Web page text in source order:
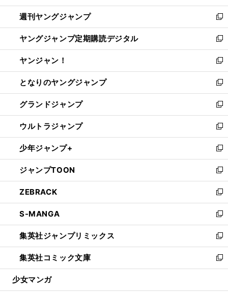
開
く
ウ
で
開
く
ン
ド
ウ
で
開
く
ウ
ィ
ン
ド
ウ
で
開
く
週刊ヤングジャンプ
新
し
い
ウ
ィ
ン
ド
ウ
で
開
く
ヤングジャンプ定期購読デジタル
新
し
い
ウ
ィ
ン
ド
ウ
で
開
く
ヤンジャン！
新
し
い
ウ
ィ
ン
ド
ウ
で
開
く
となりのヤングジャンプ
新
し
い
ウ
ィ
ン
ド
ウ
で
開
く
グランドジャンプ
新
し
い
ウ
ィ
ン
ド
ウ
で
開
く
ウルトラジャンプ
新
し
い
ウ
ィ
ン
ド
ウ
で
開
く
少年ジャンプ+
新
し
い
ウ
ィ
ン
ド
ウ
で
開
く
ジャンプTOON
新
し
い
ウ
ィ
ン
ド
ウ
で
開
ZEBRACK
新
し
い
ウ
ィ
ン
ド
ウ
開
S-MANGA
新
し
い
ウ
ィ
ン
ウ
集英社ジャンプリミックス
新
し
い
ウ
集英社コミック文庫
新
し
少女マンガ